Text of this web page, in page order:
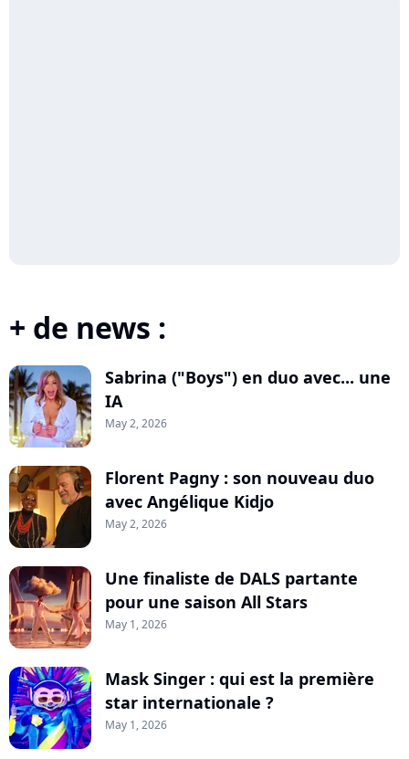
+ de news :
Sabrina ("Boys") en duo avec... une
IA
May 2, 2026
Florent Pagny : son nouveau duo
avec Angélique Kidjo
May 2, 2026
Une finaliste de DALS partante
pour une saison All Stars
May 1, 2026
Mask Singer : qui est la première
star internationale ?
May 1, 2026